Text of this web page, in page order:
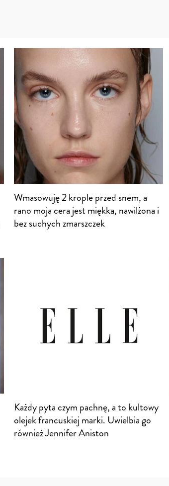
Wmasowuję 2 krople przed snem, a
rano moja cera jest miękka, nawilżona i
bez suchych zmarszczek
Każdy pyta czym pachnę, a to kultowy
olejek francuskiej marki. Uwielbia go
również Jennifer Aniston